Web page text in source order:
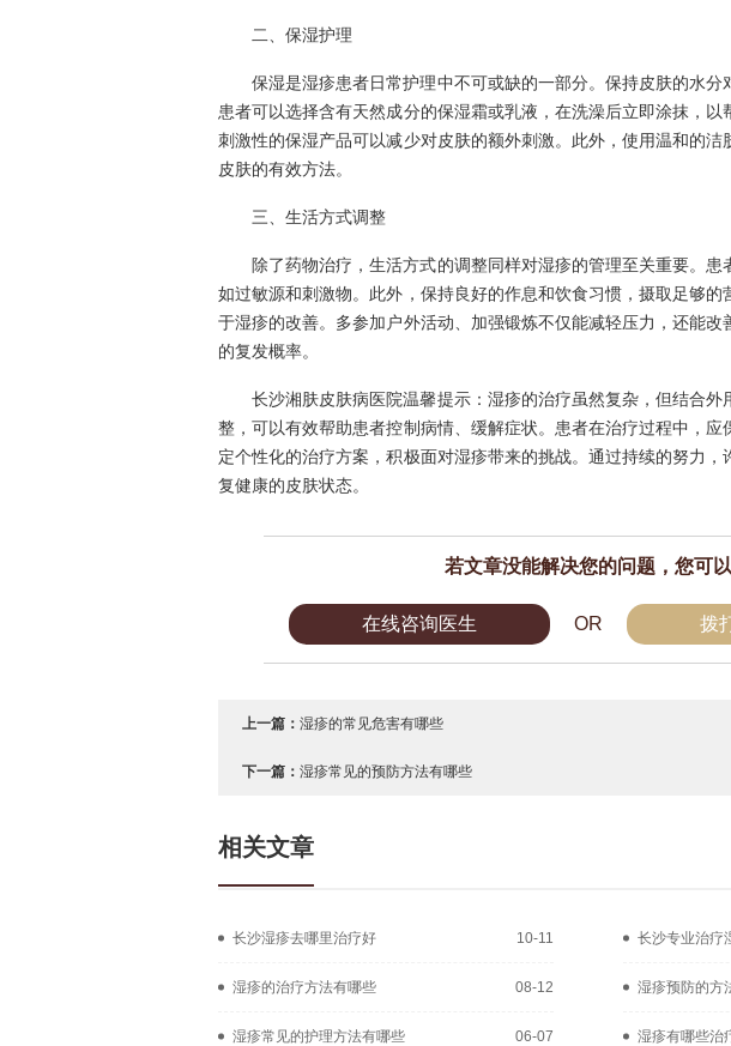
二、保湿护理
保湿是湿疹患者日常护理中不可或缺的一部分。保持皮肤的水分
患者可以选择含有天然成分的保湿霜或乳液，在洗澡后立即涂抹，
刺激性的保湿产品可以减少对皮肤的额外刺激。此外，使用温和的洁
皮肤的有效方法。
三、生活方式调整
除了药物治疗，生活方式的调整同样对湿疹的管理至关重要。患
如过敏源和刺激物。此外，保持良好的作息和饮食习惯，摄取足够的
于湿疹的改善。多参加户外活动、加强锻炼不仅能减轻压力，还能
的复发概率。
长沙湘肤皮肤病医院温馨提示：湿疹的治疗虽然复杂，但结合外
整，可以有效帮助患者控制病情、缓解症状。患者在治疗过程中，应
定个性化的治疗方案，积极面对湿疹带来的挑战。通过持续的努力
复健康的皮肤状态。
若文章没能解决您的问题，您可以
在线咨询医生 OR 拨
上一篇： 湿疹的常见危害有哪些
下一篇： 湿疹常见的预防方法有哪些
相关文章
长沙湿疹去哪里治疗好 10-11 长沙专业治疗
湿疹的治疗方法有哪些 08-12 湿疹预防的方
湿疹常见的护理方法有哪些 06-07 湿疹有哪些治